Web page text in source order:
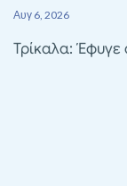
Αυγ 6, 2026
Τρίκαλα: